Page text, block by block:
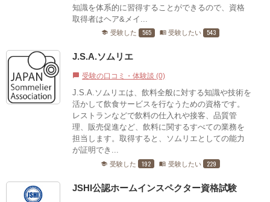
知識を体系的に習得することができるので、資格
取得者はヘア&メイ...
school 受験した 565 menu_book 受験したい 543
J.S.A.ソムリエ
chat_bubble 受験の口コミ・体験談 (0)
J.S.A.ソムリエは、飲料全般に対する知識や技術を
活かして飲食サービスを行なうための資格です。
レストランなどで飲料の仕入れや接客、品質管
理、販売促進など、飲料に関するすべての業務を
担当します。取得すると、ソムリエとしての能力
が証明でき...
school 受験した 192 menu_book 受験したい 229
JSHI公認ホームインスペクター資格試験